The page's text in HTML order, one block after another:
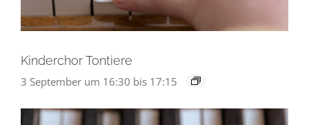
Kinderchor Tontiere
3 September um 16:30 bis 17:15